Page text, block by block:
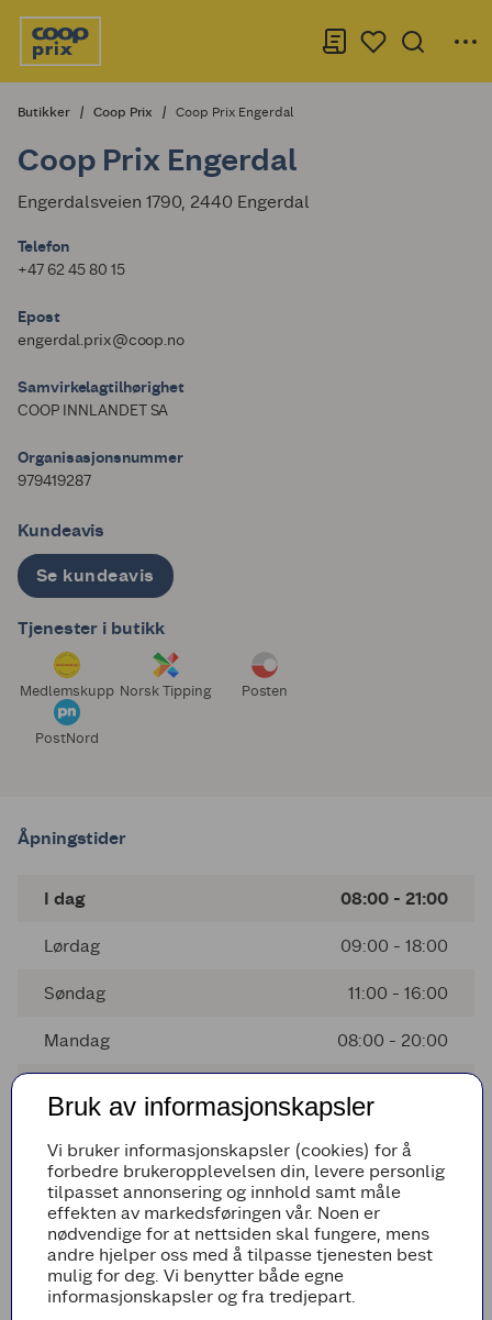
Butikker Coop Prix Coop Prix Engerdal
Coop Prix Engerdal
Engerdalsveien 1790, 2440 Engerdal
Telefon
+47 62 45 80 15
Epost
engerdal.prix@coop.no
Samvirkelagtilhørighet
COOP INNLANDET SA
Organisasjonsnummer
979419287
Kundeavis
Se kundeavis
Tjenester i butikk
Medlemskupp Norsk Tipping Posten
PostNord
Åpningstider
I dag 08:00 - 21:00
Lørdag 09:00 - 18:00
Søndag 11:00 - 16:00
Mandag 08:00 - 20:00
Torsdag 08:00 - 20:00
Fredag 08:00 - 21:00
Avvikende åpningstider
Bruk av informasjonskapsler
Vi bruker informasjonskapsler (cookies) for å
forbedre brukeropplevelsen din, levere personlig
tilpasset annonsering og innhold samt måle
effekten av markedsføringen vår. Noen er
nødvendige for at nettsiden skal fungere, mens
andre hjelper oss med å tilpasse tjenesten best
mulig for deg. Vi benytter både egne
informasjonskapsler og fra tredjepart.